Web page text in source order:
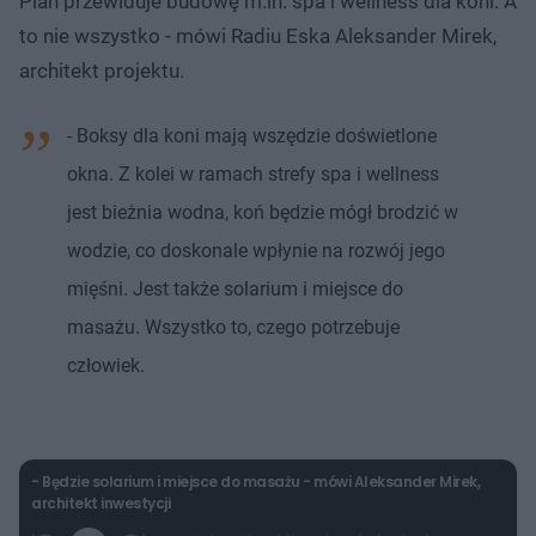
to nie wszystko - mówi Radiu Eska Aleksander Mirek,
architekt projektu.
- Boksy dla koni mają wszędzie doświetlone
okna. Z kolei w ramach strefy spa i wellness
jest bieżnia wodna, koń będzie mógł brodzić w
wodzie, co doskonale wpłynie na rozwój jego
mięśni. Jest także solarium i miejsce do
masażu. Wszystko to, czego potrzebuje
człowiek.
- Będzie solarium i miejsce do masażu - mówi Aleksander Mirek,
architekt inwestycji